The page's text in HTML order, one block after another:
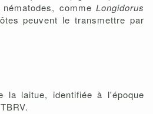
comme Longidorus
peuvent le transmettre par
la laitue, identifiée à l'époque